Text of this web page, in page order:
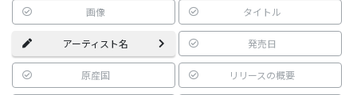
画像 タイトル
アーティスト名 発売日
原産国 リリースの概要